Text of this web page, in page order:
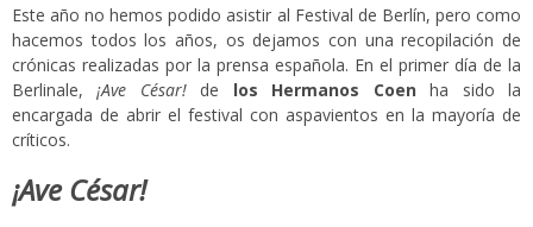
Este año no hemos podido asistir al Festival de Berlín, pero como
hacemos todos los años, os dejamos con una recopilación de
crónicas realizadas por la prensa española. En el primer día de la
Berlinale,¡Ave César!de los Hermanos Coen ha sido la
encargada de abrir el festival con aspavientos en la mayoría de
críticos.
¡Ave César!